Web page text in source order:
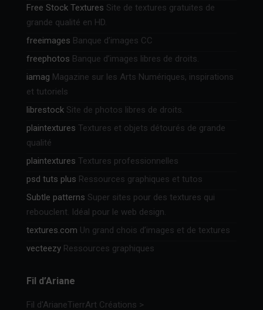
Free Stock Textures Site de textures gratuites de
grande qualité en HD.
freeimages Banque d’images CC
freephotos Banque d’images libres de droits.
iamag Magazine sur les Arts Numériques, inspirations
et tutoriels
librestock Site de photos libres de droits.
plaintextures Textures et objets détourés de grande
qualité
plaintextures Textures professionnelles
psd tuts plus Ressources graphiques et tutos
Subtle patterns Super sites pour des textures qui
rebouclent. Idéal pour le web design.
textures.com Un grand chois d’images et de textures
vecteezy Ressources graphiques
Fil d’Ariane
Fil d'ArianeTierrArt Créations >